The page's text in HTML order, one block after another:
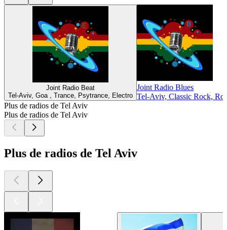
Joint Radio Beat
Tel-Aviv, Goa , Trance, Psytrance, Electro
Joint Radio Blues
Tel-Aviv, Classic Rock,
Plus de radios de Tel Aviv
Plus de radios de Tel Aviv
Plus de radios de Tel Aviv